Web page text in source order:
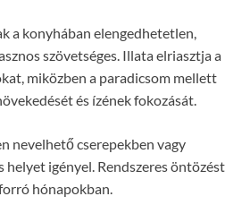
a konyhában elengedhetetlen,
szövetséges. Illata elriasztja a
miközben a paradicsom mellett
és ízének fokozását.
nevelhető cserepekben vagy
helyet igényel. Rendszeres öntözést
hónapokban.